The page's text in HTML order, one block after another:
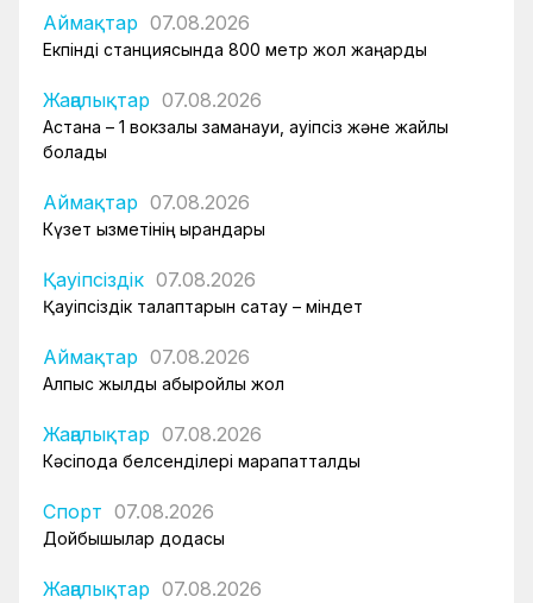
Аймақтар 07.08.2026
Екпінді станциясында 800 метр жол жаңарды
Жаңалықтар 07.08.2026
Астана – 1 вокзалы заманауи, қауіпсіз және жайлы
болады
Аймақтар 07.08.2026
Күзет қызметінің қырандары
Қауіпсіздік 07.08.2026
Қауіпсіздік талаптарын сақтау – міндет
Аймақтар 07.08.2026
Алпыс жылдық абыройлы жол
Жаңалықтар 07.08.2026
Кәсіподақ белсенділері марапатталды
Спорт 07.08.2026
Дойбышылар додасы
Жаңалықтар 07.08.2026